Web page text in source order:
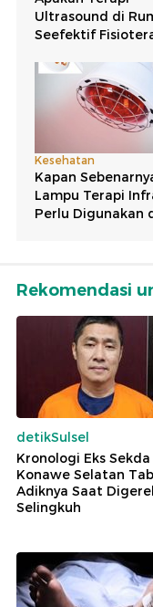
Rekomendasi
detikSulsel
Kronologi Eks Sekda
Konawe Selatan
Adiknya Saat
Selingkuh